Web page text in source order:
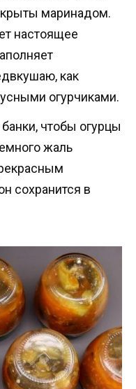
маринадом.
настоящее
как
огурчиками.
банки, чтобы огурцы
жаль
сохранится в